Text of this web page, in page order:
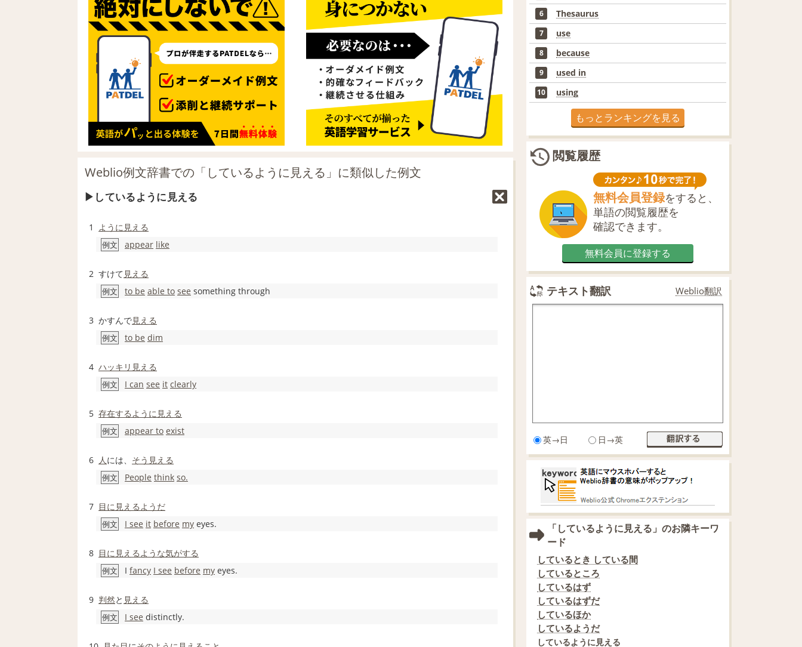
Weblio例文辞書での「しているように見える」に類似した例文
しているように見える
1 ように見える
例文 appear like
2 すけて 見える
例文 to be able to see something through
3 かすんで見える
例文 to be dim
4 ハッキリ 見える
例文 I can see it clearly
5 存在する ように見える
例文 appear to exist
6 人 には、 そう見える
例文 People think so.
7 目に見える ようだ
例文 I see it before my eyes.
8 目に見える ような気がする
例文 I fancy I see before my eyes.
9 判然と 見える
例文 I see distinctly.
6 Thesaurus
7 use
8 because
9 used in
10 using
もっとランキングを見る
閲覧履歴
無料会員登録をすると、
単語の閲覧履歴を
確認できます。
無料会員に登録する
テキスト翻訳 Weblio翻訳
英→日 日→英
「しているように見える」のお隣キーワ
ード
しているとき している間
しているところ
しているはず
しているはずだ
しているほか
しているようだ
しているように見える